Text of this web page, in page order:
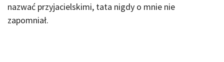
nazwać przyjacielskimi, tata nigdy o mnie nie
zapomniał.